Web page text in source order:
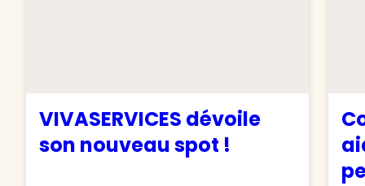
VIVASERVICES dévoile
son nouveau spot !